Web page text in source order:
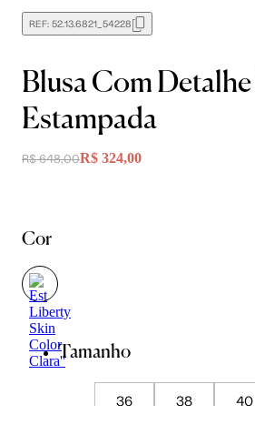
REF: 52.13.6821_54228
Blusa Com
Estampada
R$ 648,00R$ 324,00
Cor
Tamanho
36 38 40